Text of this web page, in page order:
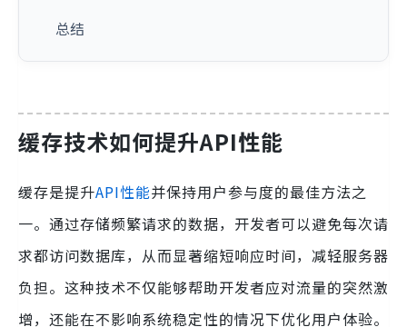
总结
缓存技术如何提升API性能
缓存是提升API性能并保持用户参与度的最佳方法之
一。通过存储频繁请求的数据，开发者可以避免每次请
求都访问数据库，从而显著缩短响应时间，减轻服务器
负担。这种技术不仅能够帮助开发者应对流量的突然激
增，还能在不影响系统稳定性的情况下优化用户体验。